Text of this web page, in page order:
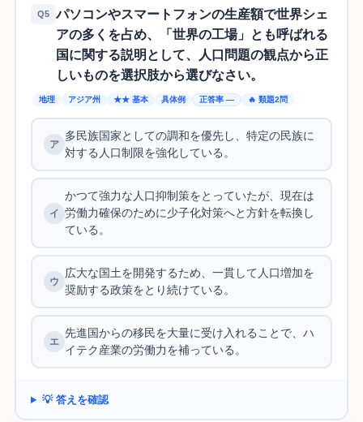
Q5
パソコンやスマートフォンの生産額で世界シェ
アの多くを占め、「世界の工場」とも呼ばれる
国に関する説明として、人口問題の観点から正
しいものを選択肢から選びなさい。
地理 アジア州 ★★ 基本 具体例 正答率 — 🔥 類題2問
多民族国家としての調和を優先し、特定の民族に
対する人口制限を強化している。
かつて強力な人口抑制策をとっていたが、現在は
労働力確保のために少子化対策へと方針を転換し
ている。
広大な国土を開発するため、一貫して人口増加を
奨励する政策をとり続けている。
先進国からの移民を大量に受け入れることで、ハ
イテク産業の労働力を補っている。
💡 答えを確認